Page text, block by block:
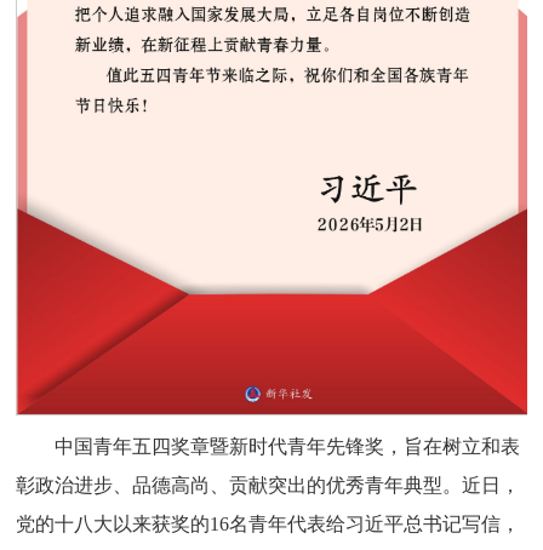
中国青年五四奖章暨新时代青年先锋奖，旨在树立和表
彰政治进步、品德高尚、贡献突出的优秀青年典型。近日，
党的十八大以来获奖的16名青年代表给习近平总书记写信，